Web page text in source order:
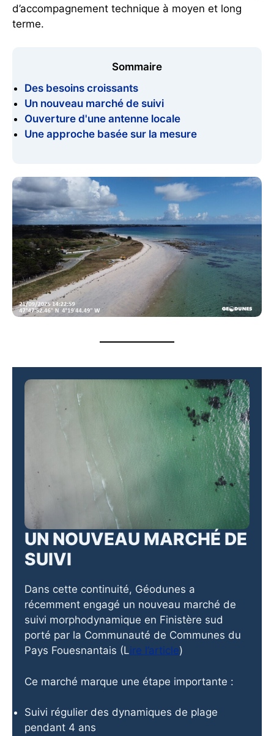
d’accompagnement technique à moyen et long
terme.
Sommaire
Des besoins croissants
Un nouveau marché de suivi
Ouverture d'une antenne locale
Une approche basée sur la mesure
UN NOUVEAU MARCHÉ DE
SUIVI
Dans cette continuité, Géodunes a
récemment engagé un nouveau marché de
suivi morphodynamique en Finistère sud
porté par la Communauté de Communes du
Pays Fouesnantais (Lire l’article)
Ce marché marque une étape importante :
Suivi régulier des dynamiques de plage
pendant 4 ans